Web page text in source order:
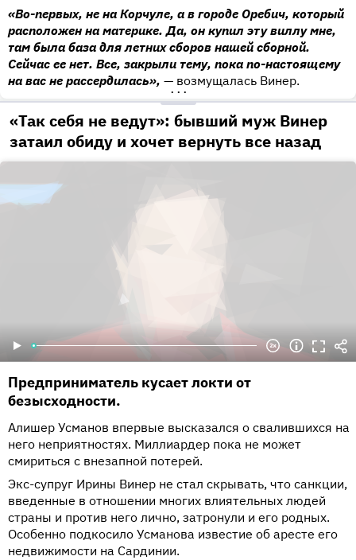
«Во-первых, не на Корчуле, а в городе Оребич, который
расположен на материке. Да, он купил эту виллу мне,
там была база для летних сборов нашей сборной.
Сейчас ее нет. Все, закрыли тему, пока по-настоящему
на вас не рассердилась», — возмущалась Винер.
•••
«Так себя не ведут»: бывший муж Винер
затаил обиду и хочет вернуть все назад
Предприниматель кусает локти от
безысходности.
Алишер Усманов впервые высказался о свалившихся на
него неприятностях. Миллиардер пока не может
смириться с внезапной потерей.
Экс-супруг Ирины Винер не стал скрывать, что санкции,
введенные в отношении многих влиятельных людей
страны и против него лично, затронули и его родных.
Особенно подкосило Усманова известие об аресте его
недвижимости на Сардинии.